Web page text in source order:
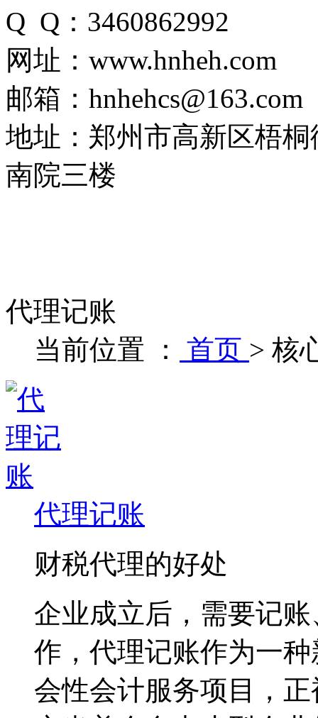
Q Q：3460862992
网址：www.hnheh.com
邮箱：hnhehcs@163.com
地址：郑州市高新区梧
南院三楼
代理记账
当前位置 ：
首页 > 核
代理记账
财税代理的好处
企业成立后，需要记
作，代理记账作为一
会性会计服务项目，